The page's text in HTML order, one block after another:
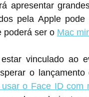
apresentar
pela Apple
ser o Mac
vinculado ao
o
usar o Face ID com